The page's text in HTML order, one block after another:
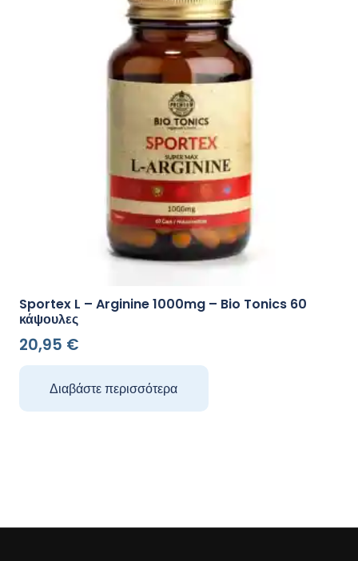
Sportex L – Arginine 1000mg – Bio Tonics 60
κάψουλες
20,95 €
Διαβάστε περισσότερα